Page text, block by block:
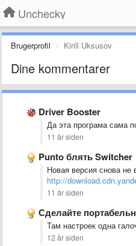
Unchecky
Brugerprofil Kirill Uksusov
Dine kommentarer
Driver Booster
Да эта програма сама
11 år siden
Punto блять Switcher
Новая версия снова не
http://
11 år siden
Сделайте
Там настроек одна
12 år siden